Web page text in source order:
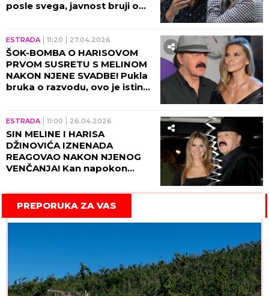
posle svega, javnost bruji o
ESTRADA 11:20 27.04.2026
ŠOK-BOMBA O HARISOVOM
PRVOM SUSRETU S MELINOM
NAKON NJENE SVADBE! Pukla
bruka o razvodu, ovo je istina
ESTRADA 11:00 26.04.2026
SIN MELINE I HARISA
DŽINOVIĆA IZNENADA
REAGOVAO NAKON NJENOG
VENČANJA! Kan napokon
PREPORUKA ZA VAS